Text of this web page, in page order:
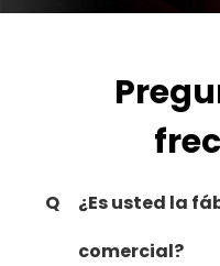
Q
¿Es usted la
comercial?